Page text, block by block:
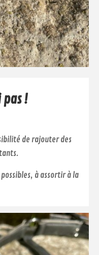
!
de rajouter des
à assortir à la